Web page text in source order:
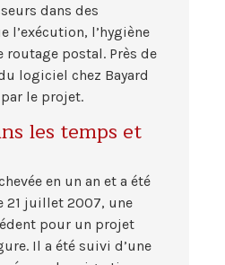
dans des
l’exécution, l’hygiène
routage postal. Près de
logiciel chez Bayard
le projet.
les temps et
en un an et a été
21 juillet 2007, une
pour un projet
Il a été suivi d’une